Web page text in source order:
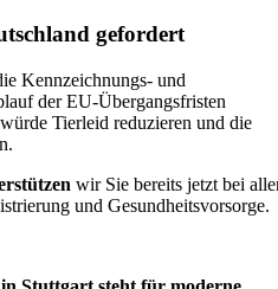
gefordert
Kennzeichnungs- und
der EU-Übergangsfristen
Tierleid reduzieren und die
wir Sie bereits jetzt bei
und Gesundheitsvorsorge.